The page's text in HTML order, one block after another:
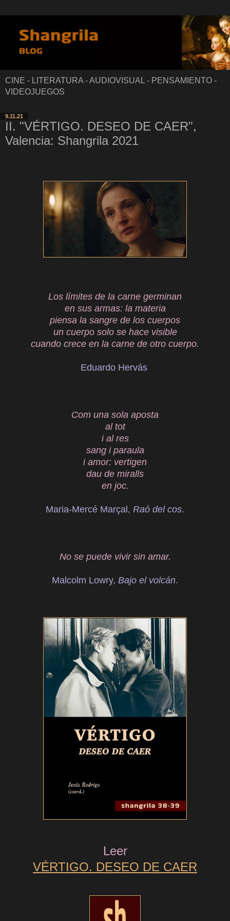
CINE - LITERATURA - AUDIOVISUAL - PENSAMIENTO -
VIDEOJUEGOS
9.11.21
II. "VÉRTIGO. DESEO DE CAER",
Valencia: Shangrila 2021
Los límites de la carne germinan
en sus armas: la materia
piensa la sangre de los cuerpos
un cuerpo solo se hace visible
cuando crece en la carne de otro cuerpo.
Eduardo Hervás
Com una sola aposta
al tot
i al res
sang i paraula
i amor: vertigen
dau de miralls
en joc.
Maria-Mercé Marçal, Raó del cos.
No se puede vivir sin amar.
Malcolm Lowry, Bajo el volcán.
Leer
VÉRTIGO. DESEO DE CAER